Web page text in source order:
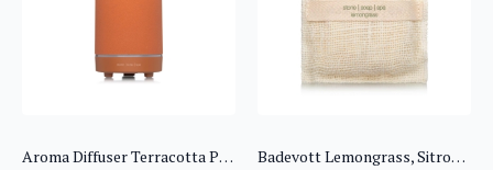
Aroma Diffuser Terracotta Porselen – Stone Soap Spa Badevott Lemongrass, Sitrongress